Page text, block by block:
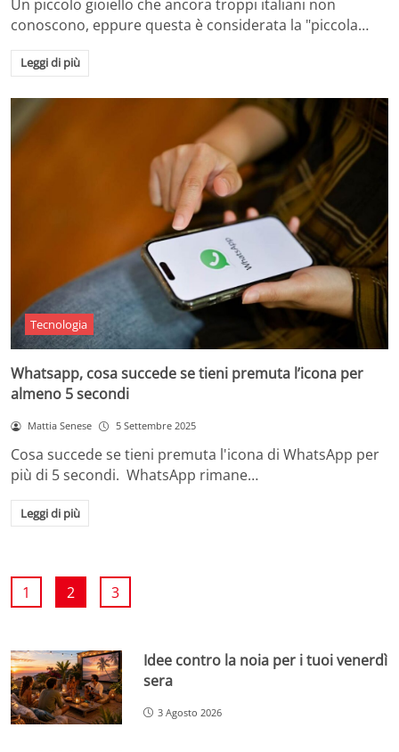
Un piccolo gioiello che ancora troppi italiani non
conoscono, eppure questa è considerata la "piccola…
Leggi di più
Tecnologia
Whatsapp, cosa succede se tieni premuta l’icona per
almeno 5 secondi
Mattia Senese 5 Settembre 2025
Cosa succede se tieni premuta l'icona di WhatsApp per
più di 5 secondi. WhatsApp rimane…
Leggi di più
1 2 3
Idee contro la noia per i tuoi venerdì
sera
3 Agosto 2026